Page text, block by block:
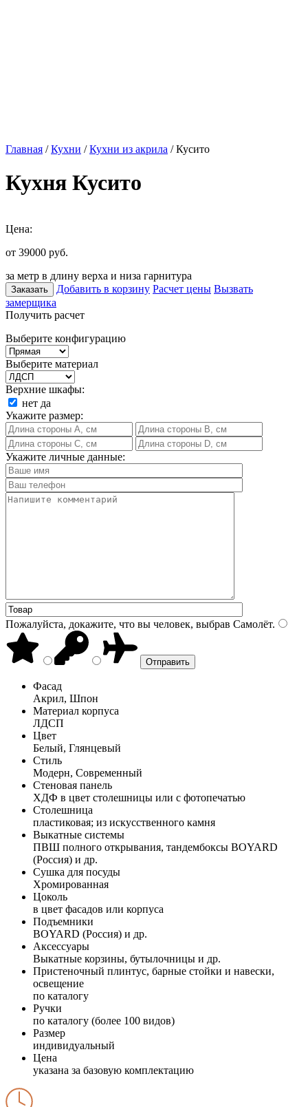
Главная /Кухни /Кухни из акрила / Кусито
Кухня Кусито
Цена:
от 39000 руб.
за метр в длину верха и низа гарнитура
Заказать Добавить в корзину Расчет цены Вызвать
замерщика
Получить расчет
Выберите конфигурацию
Выберите материал
Верхние шкафы:
нет да
Укажите размер:
Укажите личные данные:
Пожалуйста, докажите, что вы человек, выбрав Самолёт.
Фасад
Акрил, Шпон
Материал корпуса
ЛДСП
Цвет
Белый, Глянцевый
Стиль
Модерн, Современный
Стеновая панель
ХДФ в цвет столешницы или с фотопечатью
Столешница
пластиковая; из искусственного камня
Выкатные системы
ПВШ полного открывания, тандембоксы BOYARD
(Россия) и др.
Сушка для посуды
Хромированная
Цоколь
в цвет фасадов или корпуса
Подъемники
BOYARD (Россия) и др.
Аксессуары
Выкатные корзины, бутылочницы и др.
Пристеночный плинтус, барные стойки и навески,
освещение
по каталогу
Ручки
по каталогу (более 100 видов)
Размер
индивидуальный
Цена
указана за базовую комплектацию